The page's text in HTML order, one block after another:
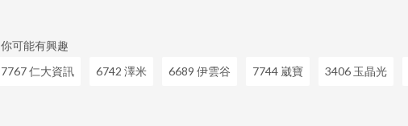
你可能有興趣
7767 仁大資訊
6742 澤米 6689 伊雲谷 7744 崴寶 3406 玉晶光